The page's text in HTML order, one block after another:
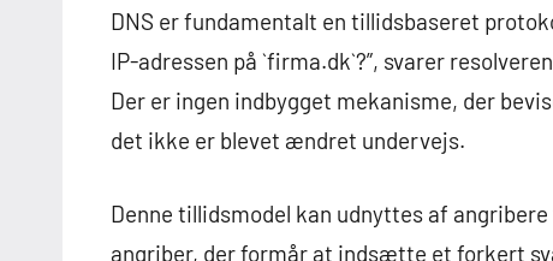
DNS er fundamentalt en tillidsbaseret
IP-adressen på `firma.dk`?”, svarer
Der er ingen indbygget mekanisme, der
det ikke er blevet ændret undervejs.
Denne tillidsmodel kan udnyttes af
angriber, der formår at indsætte et forkert